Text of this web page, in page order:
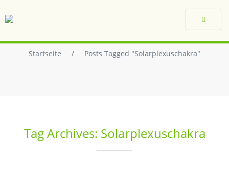
Toggle
Startseite / Posts Tagged "Solarplexuschakra"
Tag Archives: Solarplexuschakra